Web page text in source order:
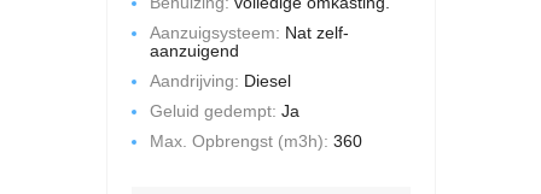
Deze pompset is gemonteerd op
een chassis met een volledige
omkasting. Geluid gedempt.
Aanzuigsysteem: Nat zelf-
aanzuigend
Aandrijving: Diesel
Geluid gedempt: Ja
Max. Opbrengst (m3h): 360